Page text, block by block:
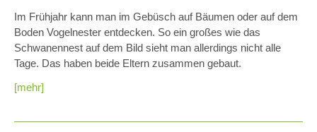
Im Frühjahr kann man im Gebüsch auf Bäumen oder auf dem
Boden Vogelnester entdecken. So ein großes wie das
Schwanennest auf dem Bild sieht man allerdings nicht alle
Tage. Das haben beide Eltern zusammen gebaut.
[mehr]